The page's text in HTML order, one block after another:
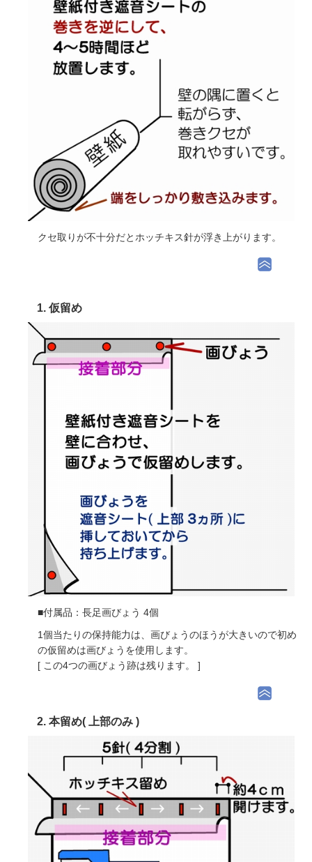
クセ取りが不十分だとホッチキス針が浮き上がります。
1. 仮留め
■付属品：長足画びょう 4個
1個当たりの保持能力は、画びょうのほうが大きいので初め
の仮留めは画びょうを使用します。
[ この4つの画びょう跡は残ります。 ]
2. 本留め( 上部のみ )